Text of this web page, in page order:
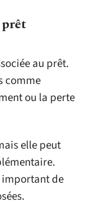
prêt
au prêt.
comme
ou la perte
elle peut
important de